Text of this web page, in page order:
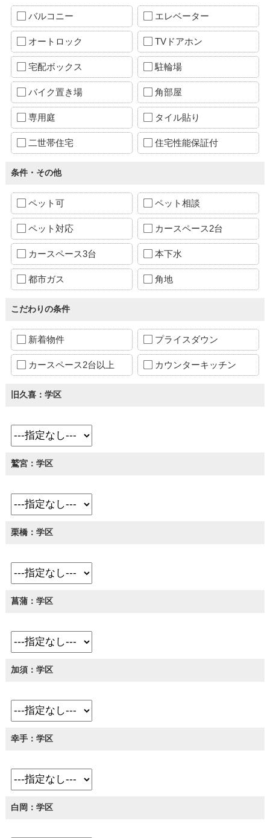
バルコニー エレベーター
オートロック TVドアホン
宅配ボックス 駐輪場
バイク置き場 角部屋
専用庭 タイル貼り
二世帯住宅 住宅性能保証付
条件・その他
ペット可 ペット相談
ペット対応 カースペース2台
カースペース3台 本下水
都市ガス 角地
こだわりの条件
新着物件 プライスダウン
カースペース2台以上 カウンターキッチン
旧久喜：学区
鷲宮：学区
栗橋：学区
菖蒲：学区
加須：学区
幸手：学区
白岡：学区